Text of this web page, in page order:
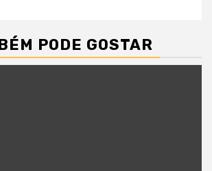
PODE GOSTAR